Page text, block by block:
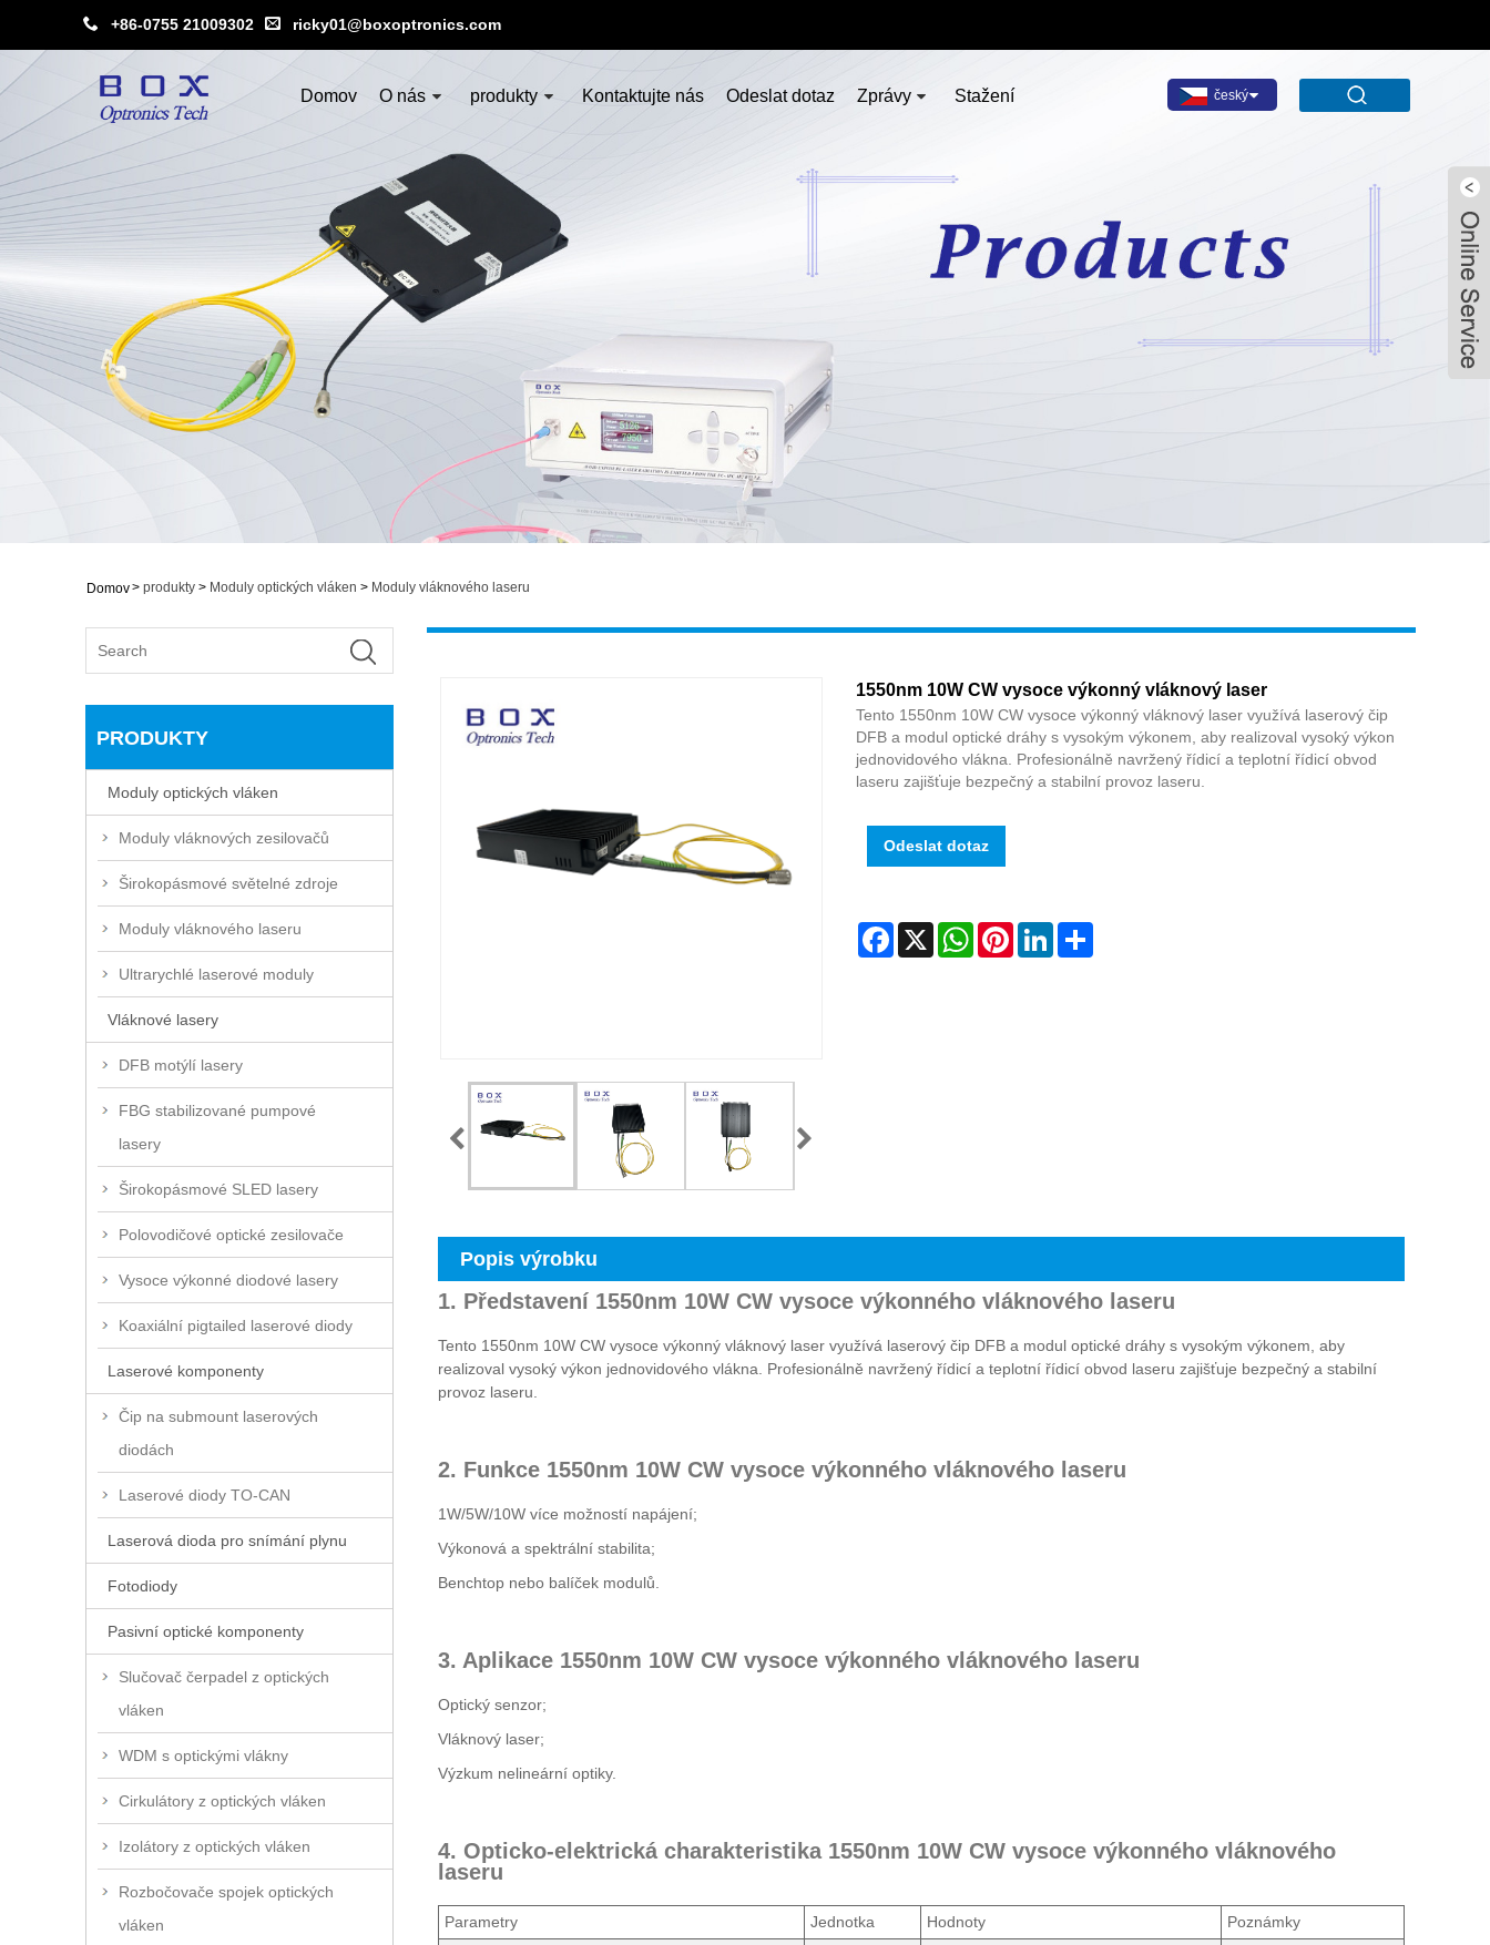
+86-0755 21009302 ricky01@boxoptronics.com
český
Domov O nás produkty Kontaktujte nás Odeslat dotaz Zprávy Stažení
Domov> produkty > Moduly optických vláken > Moduly vláknového laseru
PRODUKTY
Moduly optických vláken
Moduly vláknových zesilovačů
Širokopásmové světelné zdroje
Moduly vláknového laseru
Ultrarychlé laserové moduly
Vláknové lasery
DFB motýlí lasery
FBG stabilizované pumpové
lasery
Širokopásmové SLED lasery
Polovodičové optické zesilovače
Vysoce výkonné diodové lasery
Koaxiální pigtailed laserové diody
Laserové komponenty
Čip na submount laserových
diodách
Laserové diody TO-CAN
Laserová dioda pro snímání plynu
Fotodiody
Pasivní optické komponenty
Slučovač čerpadel z optických
vláken
WDM s optickými vlákny
Cirkulátory z optických vláken
Izolátory z optických vláken
Rozbočovače spojek optických
vláken
1550nm 10W CW vysoce výkonný vláknový laser
Tento 1550nm 10W CW vysoce výkonný vláknový laser využívá laserový čip
DFB a modul optické dráhy s vysokým výkonem, aby realizoval vysoký výkon
jednovidového vlákna. Profesionálně navržený řídicí a teplotní řídicí obvod
laseru zajišťuje bezpečný a stabilní provoz laseru.
Odeslat dotaz
Facebook
X WhatsAppPinterestLinkedInShare
Popis výrobku
1. Představení 1550nm 10W CW vysoce výkonného vláknového laseru
Tento 1550nm 10W CW vysoce výkonný vláknový laser využívá laserový čip DFB a modul optické dráhy s vysokým výkonem, aby
realizoval vysoký výkon jednovidového vlákna. Profesionálně navržený řídicí a teplotní řídicí obvod laseru zajišťuje bezpečný a stabilní
provoz laseru.
2. Funkce 1550nm 10W CW vysoce výkonného vláknového laseru
1W/5W/10W více možností napájení;
Výkonová a spektrální stabilita;
Benchtop nebo balíček modulů.
3. Aplikace 1550nm 10W CW vysoce výkonného vláknového laseru
Optický senzor;
Vláknový laser;
Výzkum nelineární optiky.
4. Opticko-elektrická charakteristika 1550nm 10W CW vysoce výkonného vláknového
laseru
Parametry Jednotka Hodnoty
Poznámky